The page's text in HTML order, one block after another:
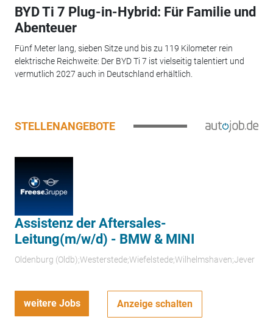
BYD Ti 7 Plug-in-Hybrid: Für Familie und
Abenteuer
Fünf Meter lang, sieben Sitze und bis zu 119 Kilometer rein
elektrische Reichweite: Der BYD Ti 7 ist vielseitig talentiert und
vermutlich 2027 auch in Deutschland erhältlich.
STELLENANGEBOTE
Assistenz der Aftersales-
Leitung(m/w/d) - BMW & MINI
Oldenburg (Oldb);Westerstede;Wiefelstede;Wilhelmshaven;Jever
weitere Jobs Anzeige schalten